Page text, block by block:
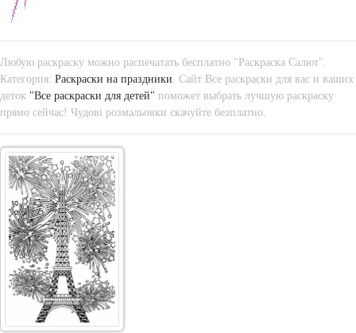
Любую раскраску можно распечатать бесплатно "Раскраска Салют".
Категория: Раскраски на праздники . Сайт Все раскраски для вас и ваших
деток "Все раскраски для детей" поможет выбрать лучшую раскраску
прямо сейчас! Чудові розмальовки скачуйте безплатно.